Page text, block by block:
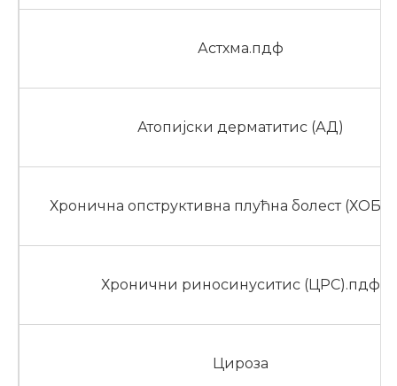
Астхма.пдф
Атопијски дерматитис (АД)
Хронична опструктивна плућна болест
Хронични риносинуситис (ЦРС).пдф
Цироза